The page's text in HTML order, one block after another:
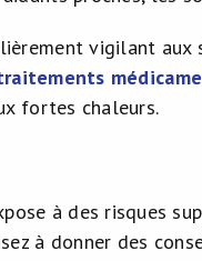
vigilant aux
fortes chaleurs.
à des risques
à donner des